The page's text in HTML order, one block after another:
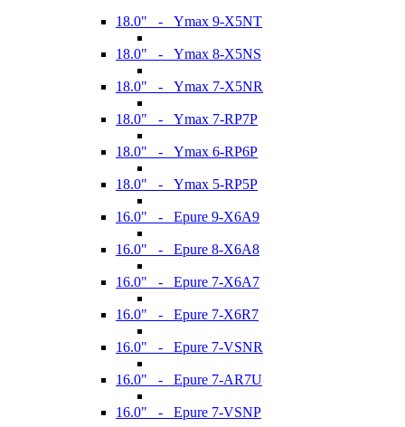
18.0" - Ymax 9-X5NT
18.0" - Ymax 8-X5NS
18.0" - Ymax 7-X5NR
18.0" - Ymax 7-RP7P
18.0" - Ymax 6-RP6P
18.0" - Ymax 5-RP5P
16.0" - Epure 9-X6A9
16.0" - Epure 8-X6A8
16.0" - Epure 7-X6A7
16.0" - Epure 7-X6R7
16.0" - Epure 7-VSNR
16.0" - Epure 7-AR7U
16.0" - Epure 7-VSNP